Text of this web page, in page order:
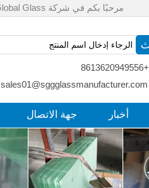
مرحبًا بكم في شركة Shenzhen Sun Global Glass
+8613620949556
sales01@sggglassmanufacturer.com
أخبار جهة الاتصال